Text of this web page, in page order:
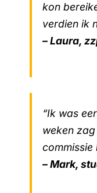
kon
verdien ik
– Laura,
“Ik was
weken
commissie
– Mark,